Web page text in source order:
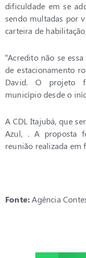
dificuldade em se
sendo multadas por
carteira de
“Acredito não se
de estacionamento
David. O projeto
município desde o
A CDL Itajubá, que
Azul, . A proposta
reunião realizada em
Fonte:Agência